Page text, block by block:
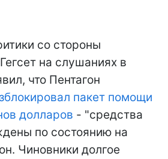
со стороны
на слушаниях в
что Пентагон
пакет помощи
долларов - "средства
по состоянию на
Чиновники долгое